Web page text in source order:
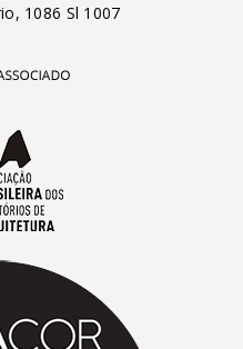
1086 Sl 1007